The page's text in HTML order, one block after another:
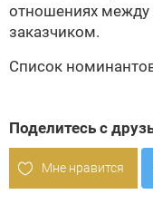
отношениях между
заказчиком.
Список
Поделитесь с
Мне нравится